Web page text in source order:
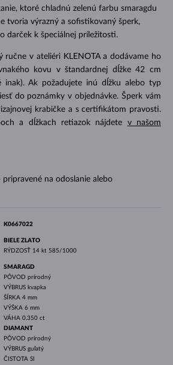
ktoré chladnú zelenú farbu smaragdu
tvoria výrazný a sofistikovaný šperk,
darček k špeciálnej príležitosti.
ručne v ateliéri KLENOTA a dodávame ho
kovu v štandardnej dĺžke 42 cm
inak). Ak požadujete inú dĺžku alebo typ
do poznámky v objednávke. Šperk vám
krabičke a s certifikátom pravosti.
a dĺžkach retiazok nájdete v našom
pripravené na odoslanie alebo
K0667022
BIELE ZLATO
RÝDZOSŤ 14 kt 585/1000
SMARAGD
PÔVOD prírodný
VÝBRUS kvapka
ŠÍRKA 4 mm
VÝŠKA 6 mm
VÁHA 0.350 ct
DIAMANT
PÔVOD prírodný
VÝBRUS guľatý
ČISTOTA SI